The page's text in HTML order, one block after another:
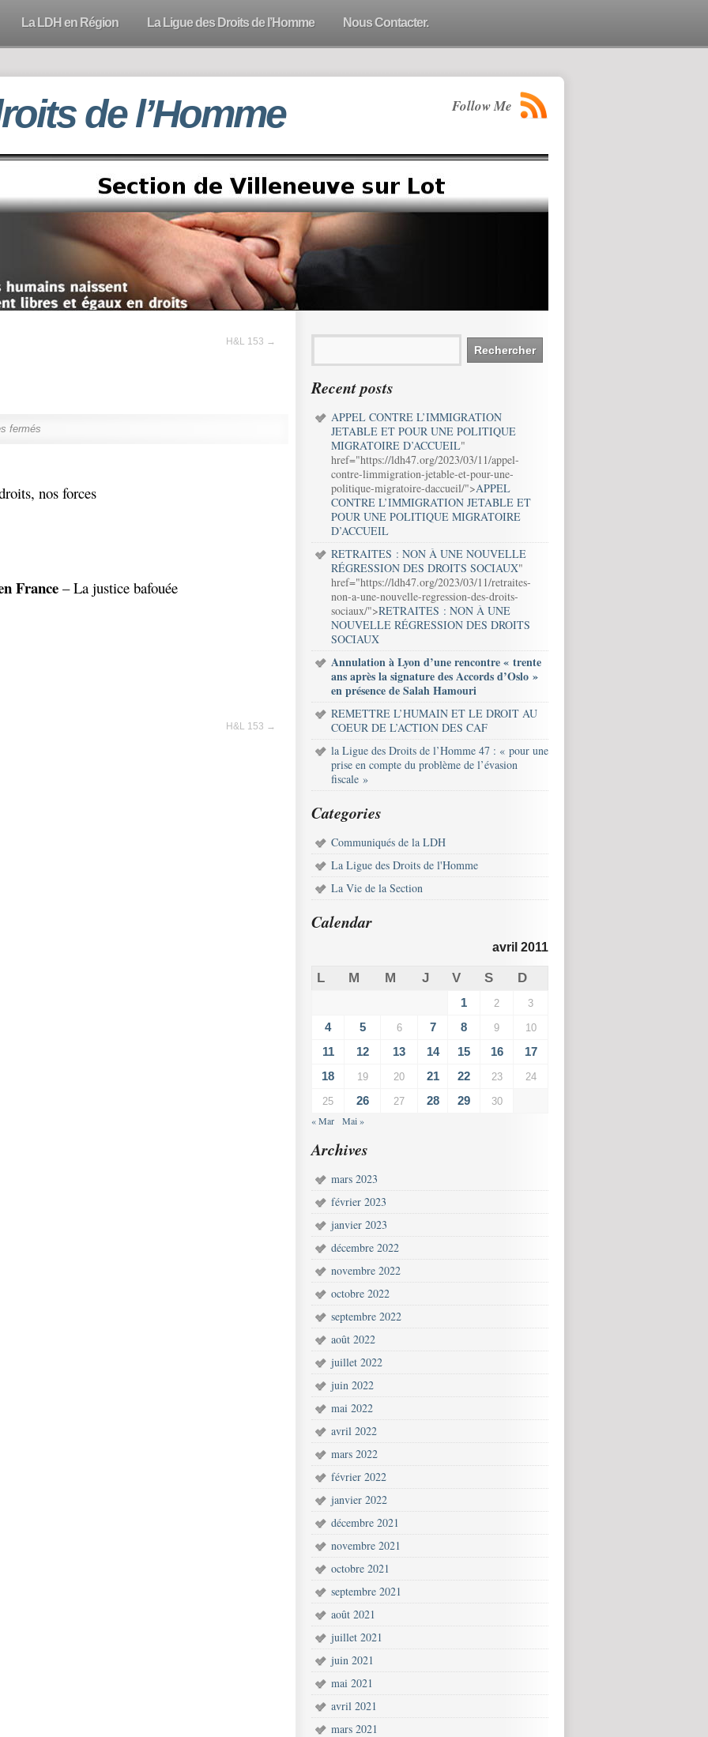
La LDH en Région La Ligue des Droits de l’Homme Nous Contacter.
de l’Homme Follow Me
H&L 153 →
fermés
nos forces
France – La justice bafouée
H&L 153 →
Recent posts
APPEL CONTRE L’IMMIGRATION
JETABLE ET POUR UNE POLITIQUE
MIGRATOIRE D’ACCUEIL"
href="https://ldh47.org/2023/03/11/appel-
contre-limmigration-jetable-et-pour-une-
politique-migratoire-daccueil/">APPEL
CONTRE L’IMMIGRATION JETABLE ET
POUR UNE POLITIQUE MIGRATOIRE
D’ACCUEIL
RETRAITES : NON À UNE NOUVELLE
RÉGRESSION DES DROITS SOCIAUX"
href="https://ldh47.org/2023/03/11/retraites-
non-a-une-nouvelle-regression-des-droits-
sociaux/">RETRAITES : NON À UNE
NOUVELLE RÉGRESSION DES DROITS
SOCIAUX
Annulation à Lyon d’une rencontre « trente
ans après la signature des Accords d’Oslo »
en présence de Salah Hamouri
REMETTRE L’HUMAIN ET LE DROIT AU
COEUR DE L’ACTION DES CAF
la Ligue des Droits de l’Homme 47 : « pour une
prise en compte du problème de l’évasion
fiscale »
Categories
Communiqués de la LDH
La Ligue des Droits de l'Homme
La Vie de la Section
Calendar
avril 2011
L M M J V S D
1 2 3
4 5 6 7 8 9 10
11 12 13 14 15 16
17
18
19 20 21 22 23 24
25 26 27 28 29 30
« Mar Mai »
Archives
mars 2023
février 2023
janvier 2023
décembre 2022
novembre 2022
octobre 2022
septembre 2022
août 2022
juillet 2022
juin 2022
mai 2022
avril 2022
mars 2022
février 2022
janvier 2022
décembre 2021
novembre 2021
octobre 2021
septembre 2021
août 2021
juillet 2021
juin 2021
mai 2021
avril 2021
mars 2021